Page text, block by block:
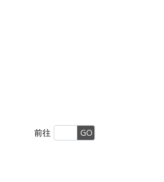
前往 GO